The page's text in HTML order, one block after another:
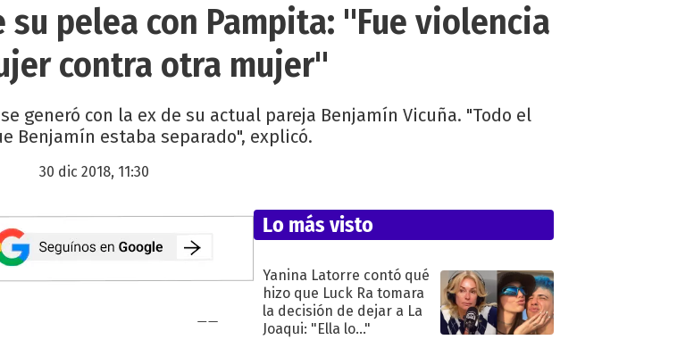
su pelea con Pampita: "Fue violencia
contra otra mujer"
generó con la ex de su actual pareja Benjamín Vicuña. "Todo el
Benjamín estaba separado", explicó.
30 dic 2018, 11:30
Lo más visto
Yanina Latorre contó qué
hizo que Luck Ra tomara
la decisión de dejar a La
Joaqui: "Ella lo..."